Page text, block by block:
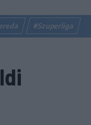
#Szuperliga